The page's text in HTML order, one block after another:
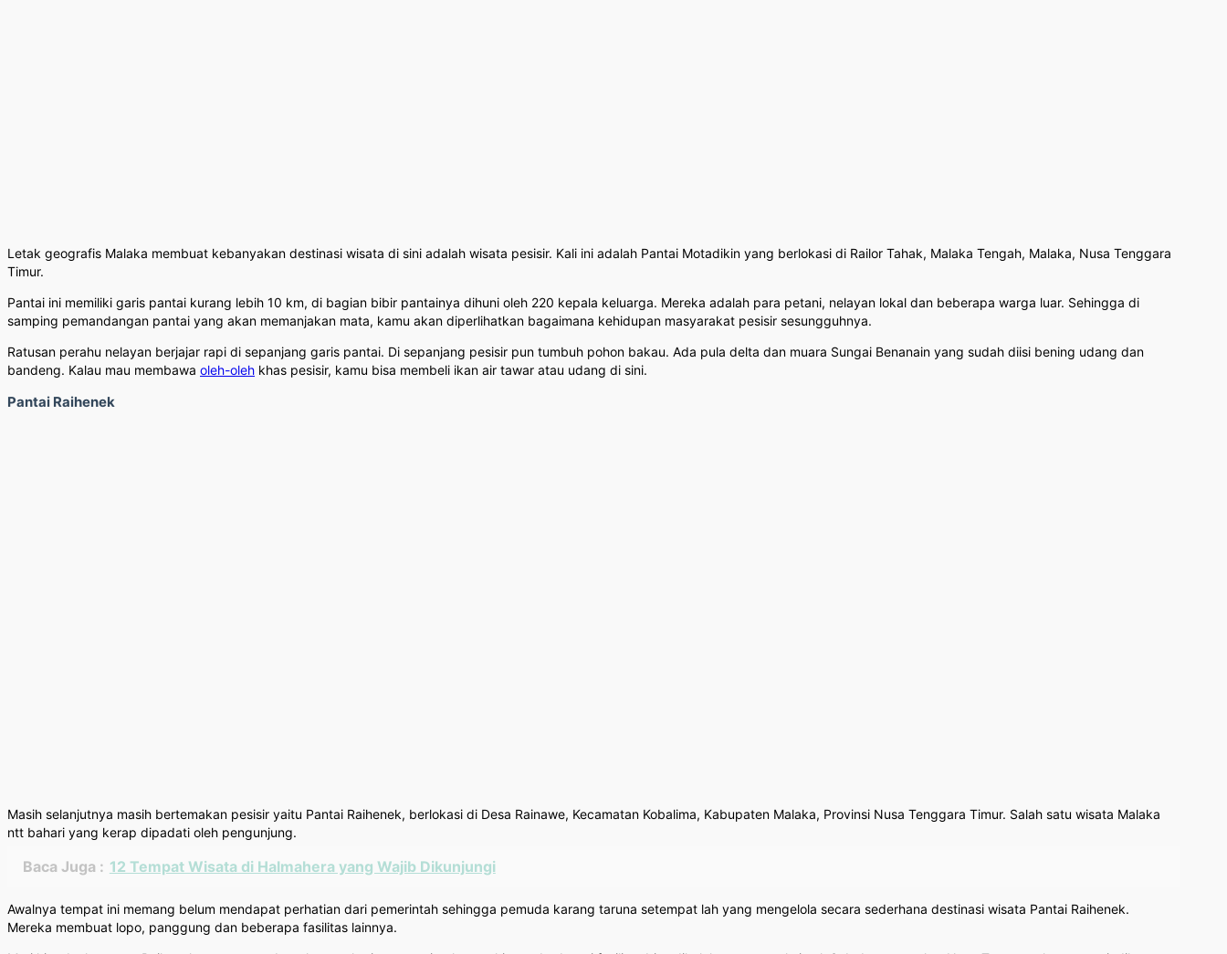
Letak geografis Malaka membuat kebanyakan destinasi wisata di sini adalah wisata pesisir. Kali ini adalah Pantai Motadikin yang berlokasi di Railor Tahak, Malaka Tengah, Malaka, Nusa Tenggara
Timur.
Pantai ini memiliki garis pantai kurang lebih 10 km, di bagian bibir pantainya dihuni oleh 220 kepala keluarga. Mereka adalah para petani, nelayan lokal dan beberapa warga luar. Sehingga di
samping pemandangan pantai yang akan memanjakan mata, kamu akan diperlihatkan bagaimana kehidupan masyarakat pesisir sesungguhnya.
Ratusan perahu nelayan berjajar rapi di sepanjang garis pantai. Di sepanjang pesisir pun tumbuh pohon bakau. Ada pula delta dan muara Sungai Benanain yang sudah diisi bening udang dan
bandeng. Kalau mau membawa oleh-oleh khas pesisir, kamu bisa membeli ikan air tawar atau udang di sini.
Pantai Raihenek
Masih selanjutnya masih bertemakan pesisir yaitu Pantai Raihenek, berlokasi di Desa Rainawe, Kecamatan Kobalima, Kabupaten Malaka, Provinsi Nusa Tenggara Timur. Salah satu wisata Malaka
ntt bahari yang kerap dipadati oleh pengunjung.
Baca Juga : 12 Tempat Wisata di Halmahera yang Wajib Dikunjungi
Awalnya tempat ini memang belum mendapat perhatian dari pemerintah sehingga pemuda karang taruna setempat lah yang mengelola secara sederhana destinasi wisata Pantai Raihenek.
Mereka membuat lopo, panggung dan beberapa fasilitas lainnya.